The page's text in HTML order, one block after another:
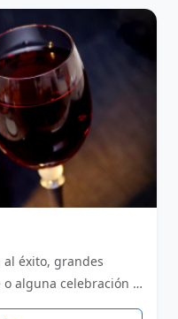
éxito, grandes
o alguna celebración …